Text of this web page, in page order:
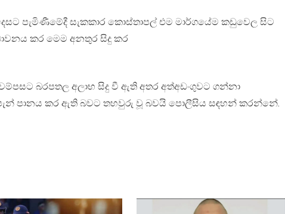
පැමිණීමේදී සැකකාර කොස්තාපල් එම මාර්ගයේම කඩුවෙල සිට
කර මෙම අනතුර සිදු කර
බරපතල අලාභ සිදු වී ඇති අතර අත්අඩංගුවට ගන්නා
පානය කර ඇති බවට තහවුරු වූ බවයි පොලීසිය සඳහන් කරන්නේ.